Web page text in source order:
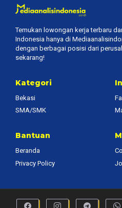
Temukan lowongan kerja terbaru
Indonesia hanya di
dengan berbagai posisi dari
sekarang!
Kategori
Bekasi
SMA/SMK
Bantuan
Beranda
Privacy Policy